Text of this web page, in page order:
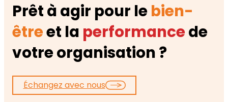
Prêt à agir pour lebien-
êtreet la performancede
votre organisation ?
Échangez avec nous